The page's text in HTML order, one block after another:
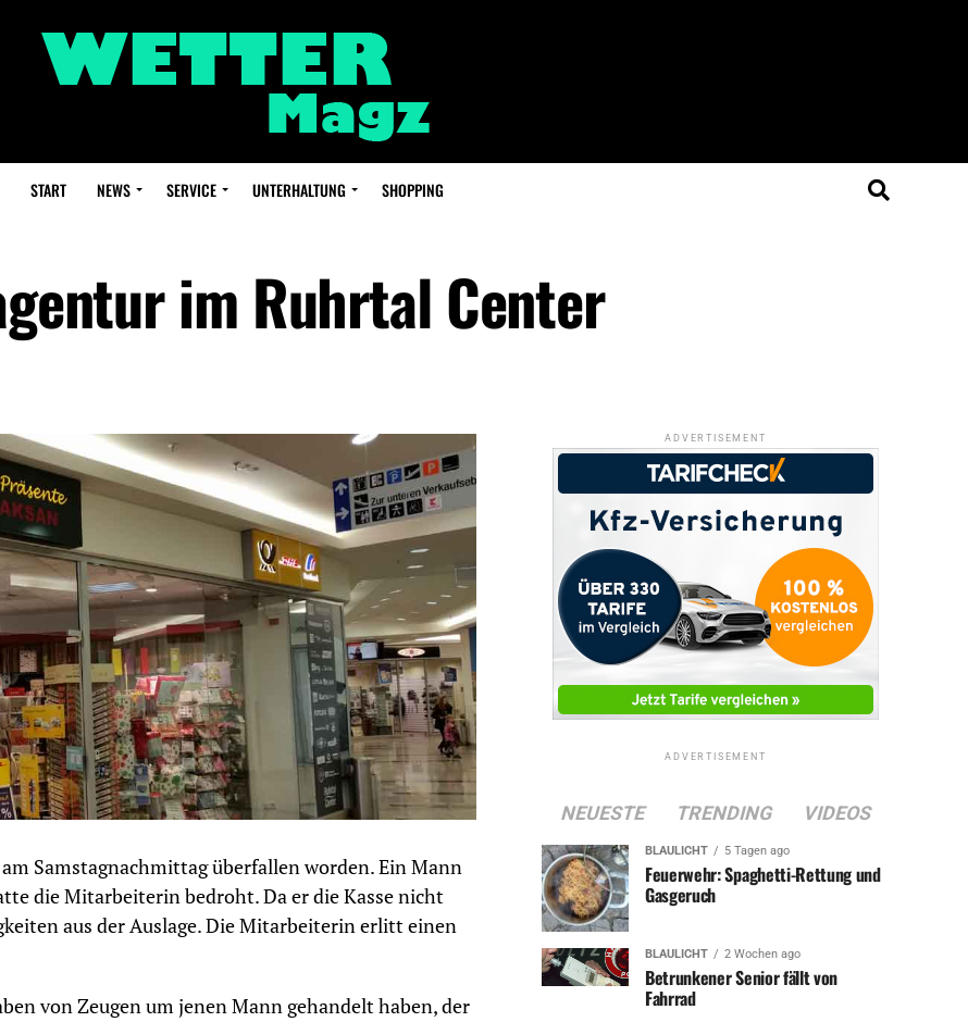
START NEWS SERVICE UNTERHALTUNG SHOPPING
im Ruhrtal Center
Samstagnachmittag überfallen worden. Ein Mann
die Mitarbeiterin bedroht. Da er die Kasse nicht
aus der Auslage. Die Mitarbeiterin erlitt einen
von Zeugen um jenen Mann gehandelt haben, der
ADVERTISEMENT
ADVERTISEMENT
NEUESTE TRENDING VIDEOS
BLAULICHT 5 Tagen ago
Feuerwehr: Spaghetti-Rettung und
Gasgeruch
BLAULICHT 2 Wochen ago
Betrunkener Senior fällt von
Fahrrad